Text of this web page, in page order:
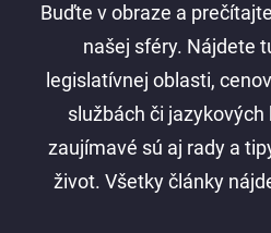
Buďte v obraze a
našej sféry. Nájdete
legislatívnej oblasti,
službách či jazykových
zaujímavé sú aj rady a
život. Všetky články